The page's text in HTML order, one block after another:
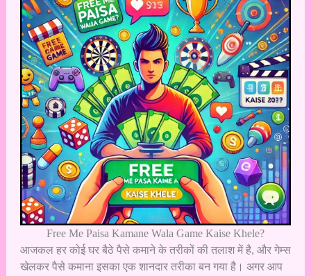
Free Me Paisa Kamane Wala Game Kaise Khele?
आजकल हर कोई घर बैठे पैसे कमाने के तरीकों की तलाश में है, और गेम्स
खेलकर पैसे कमाना इसका एक शानदार तरीका बन गया है। अगर आप